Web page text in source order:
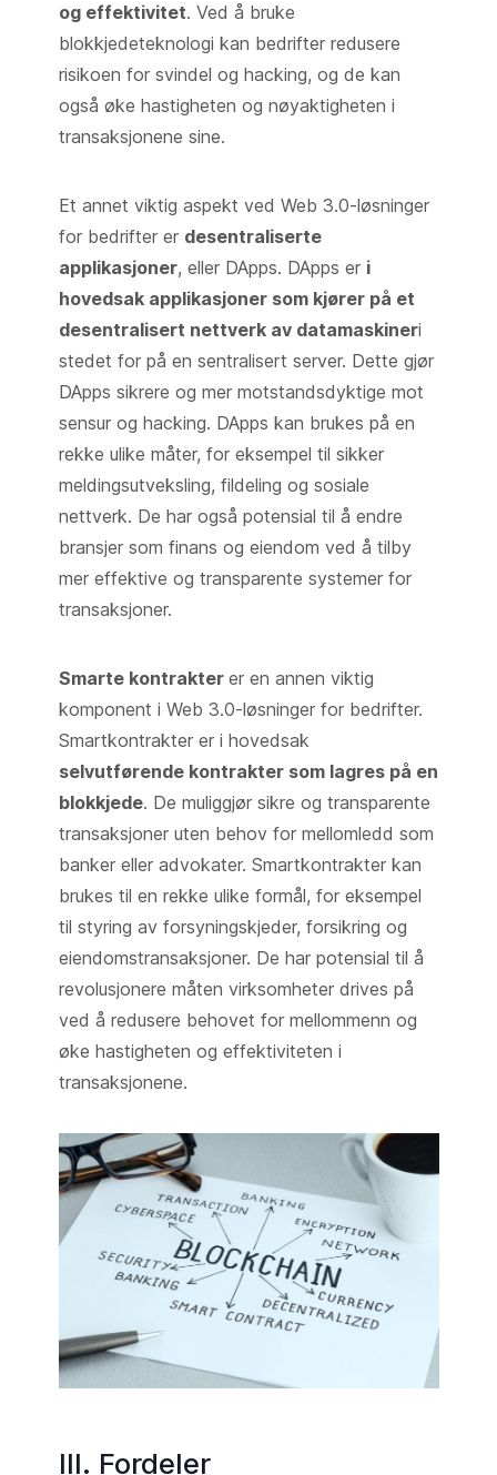
og effektivitet. Ved å bruke
blokkjedeteknologi kan bedrifter redusere
risikoen for svindel og hacking, og de kan
også øke hastigheten og nøyaktigheten i
transaksjonene sine.
Et annet viktig aspekt ved Web 3.0-løsninger
for bedrifter er desentraliserte
applikasjoner, eller DApps. DApps er i
hovedsak applikasjoner som kjører på et
desentralisert nettverk av datamaskineri
stedet for på en sentralisert server. Dette gjør
DApps sikrere og mer motstandsdyktige mot
sensur og hacking. DApps kan brukes på en
rekke ulike måter, for eksempel til sikker
meldingsutveksling, fildeling og sosiale
nettverk. De har også potensial til å endre
bransjer som finans og eiendom ved å tilby
mer effektive og transparente systemer for
transaksjoner.
Smarte kontrakter er en annen viktig
komponent i Web 3.0-løsninger for bedrifter.
Smartkontrakter er i hovedsak
selvutførende kontrakter som lagres på en
blokkjede. De muliggjør sikre og transparente
transaksjoner uten behov for mellomledd som
banker eller advokater. Smartkontrakter kan
brukes til en rekke ulike formål, for eksempel
til styring av forsyningskjeder, forsikring og
eiendomstransaksjoner. De har potensial til å
revolusjonere måten virksomheter drives på
ved å redusere behovet for mellommenn og
øke hastigheten og effektiviteten i
transaksjonene.
III. Fordeler